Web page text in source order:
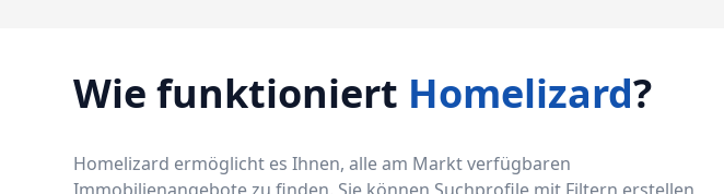
Wie funktioniert Homelizard?
Homelizard ermöglicht es Ihnen, alle am Markt verfügbaren